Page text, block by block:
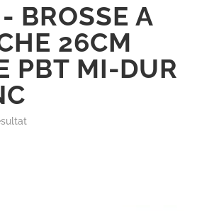
BROSSE A
26CM
PBT MI-DUR